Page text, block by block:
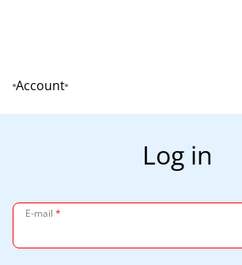
Home
Account
Log in
E-mail *